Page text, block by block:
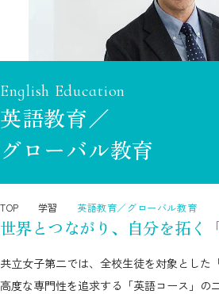
English Education
英語教育／
グローバル教育
TOP 学習 英語教育／グローバル教育
世界とつながり、自分を拓く
共立女子第二では、全校生徒を対象とした
高度な専門性を追求する「英語コース」の